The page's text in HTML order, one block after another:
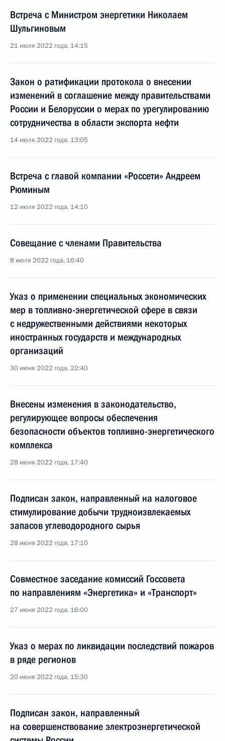
Встреча с Министром энергетики Николаем
Шульгиновым
21 июля 2022 года, 14:15
Закон о ратификации протокола о внесении
изменений в соглашение между правительствами
России и Белоруссии о мерах по урегулированию
сотрудничества в области экспорта нефти
14 июля 2022 года, 13:05
Встреча с главой компании «Россети» Андреем
Рюминым
12 июля 2022 года, 14:10
Совещание с членами Правительства
8 июля 2022 года, 16:40
Указ о применении специальных экономических
мер в топливно-энергетической сфере в связи
с недружественными действиями некоторых
иностранных государств и международных
организаций
30 июня 2022 года, 22:40
Внесены изменения в законодательство,
регулирующее вопросы обеспечения
безопасности объектов топливно-энергетического
комплекса
28 июня 2022 года, 17:40
Подписан закон, направленный на налоговое
стимулирование добычи трудноизвлекаемых
запасов углеводородного сырья
28 июня 2022 года, 17:10
Cовместное заседание комиссий Госcовета
по направлениям «Энергетика» и «Транспорт»
27 июня 2022 года, 16:00
Указ о мерах по ликвидации последствий пожаров
в ряде регионов
20 июня 2022 года, 15:30
Подписан закон, направленный
на совершенствование электроэнергетической